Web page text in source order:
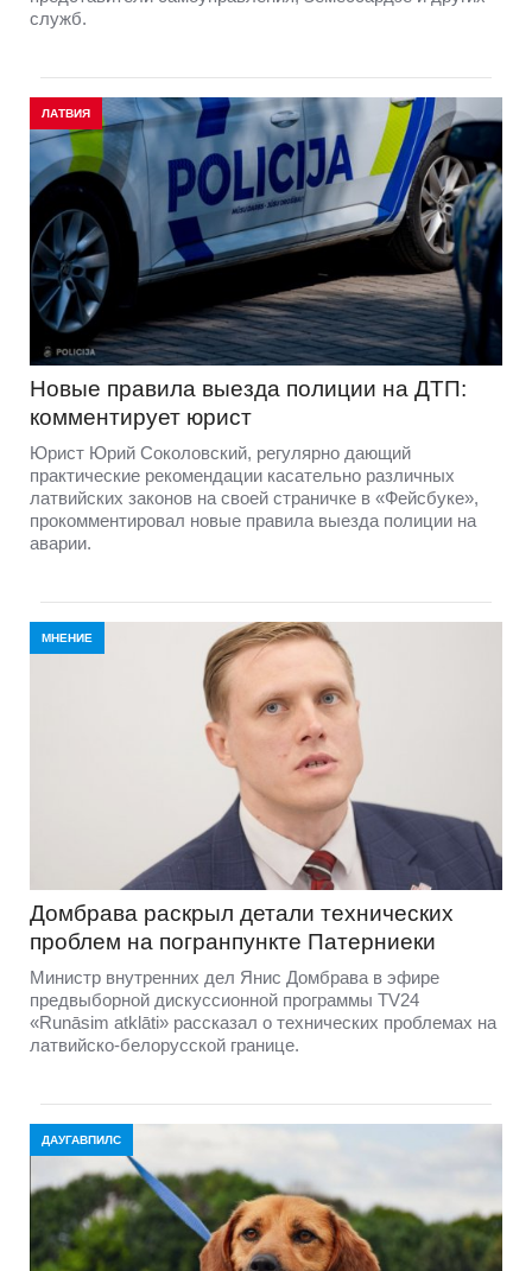
служб.
ЛАТВИЯ
Новые правила выезда полиции на ДТП:
комментирует юрист
Юрист Юрий Соколовский, регулярно дающий
практические рекомендации касательно различных
латвийских законов на своей страничке в «Фейсбуке»,
прокомментировал новые правила выезда полиции на
аварии.
МНЕНИЕ
Домбравa раскрыл детали технических
проблем на погранпункте Патерниеки
Министр внутренних дел Янис Домбрава в эфире
предвыборной дискуссионной программы TV24
«Runāsim atklāti» рассказал о технических проблемах на
латвийско-белорусской границе.
ДАУГАВПИЛС